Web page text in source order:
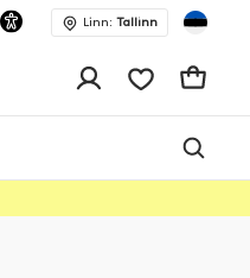
Linn: Tallinn